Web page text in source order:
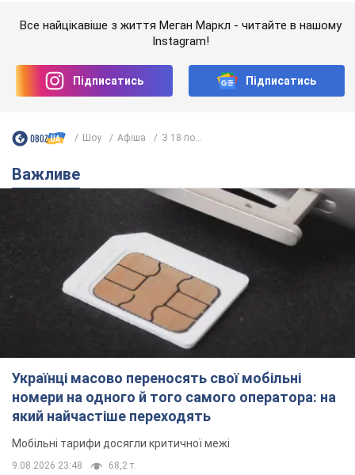
Важливе
Українці масово переносять свої мобільні
номери на одного й того самого оператора: на
який найчастіше переходять
Мобільні тарифи досягли критичної межі
68,2 т.
Українців планують виселяти з
квартир: "слуга народу" розповіла,
хто ухвалюватиме рішення про
знесення будинків
Чому хочуть зносити оселі українців
9.08.2026 23:18 60,7 т.